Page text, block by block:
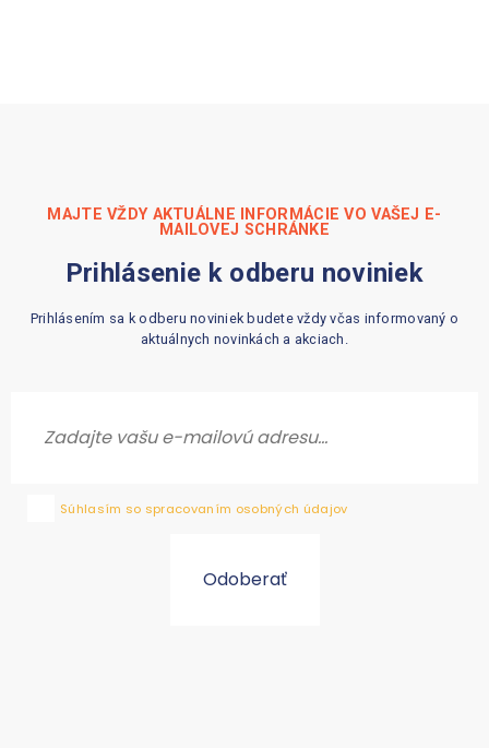
MAJTE VŽDY AKTUÁLNE INFORMÁCIE VO VAŠEJ E-
MAILOVEJ SCHRÁNKE
Prihlásenie k odberu noviniek
Prihlásením sa k odberu noviniek budete vždy včas informovaný o
aktuálnych novinkách a akciach.
Súhlasím so spracovaním osobných údajov